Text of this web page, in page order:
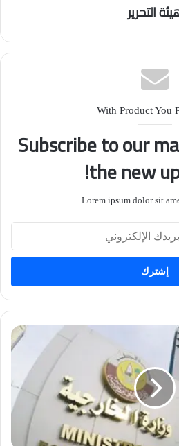
التحرير
With Product You
Subscribe to our
the new
Lorem ipsum dolor sit